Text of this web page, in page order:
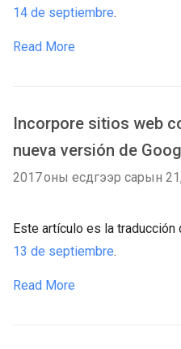
14 de septiembre.
Read More
Incorpore sitios web
nueva versión de
2017 оны есдүгээр сарын 21,
Este artículo es la
13 de septiembre.
Read More